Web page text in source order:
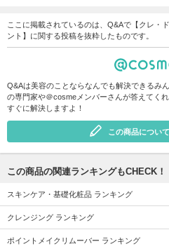
ここに掲載されているのは、Q&Aで【クレ・
ント】に関する投稿を抜粋したものです。
Q&Aは美容のことならなんでも解決できるみ
の専門家や＠cosmeメンバーさんが答えてく
すぐに解決しますよ！
この商品につい
この商品の関連ランキングもCHECK！
スキンケア・基礎化粧品 ランキング
クレンジング ランキング
ポイントメイクリムーバー ランキング